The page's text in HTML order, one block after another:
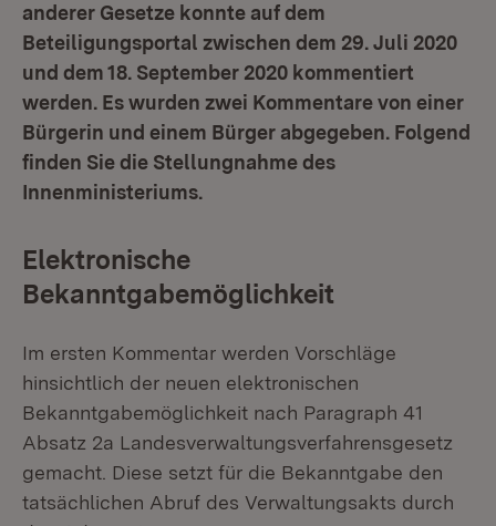
anderer Gesetze konnte auf dem
Beteiligungsportal zwischen dem 29. Juli 2020
und dem 18. September 2020 kommentiert
werden. Es wurden zwei Kommentare von einer
Bürgerin und einem Bürger abgegeben. Folgend
finden Sie die Stellungnahme des
Innenministeriums.
Elektronische
Bekanntgabemöglichkeit
Im ersten Kommentar werden Vorschläge
hinsichtlich der neuen elektronischen
Bekanntgabemöglichkeit nach Paragraph 41
Absatz 2a Landesverwaltungsverfahrensgesetz
gemacht. Diese setzt für die Bekanntgabe den
tatsächlichen Abruf des Verwaltungsakts durch